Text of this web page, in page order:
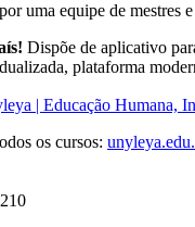
uma equipe de mestres
Dispõe de aplicativo
plataforma
| Educação Humana,
os cursos: